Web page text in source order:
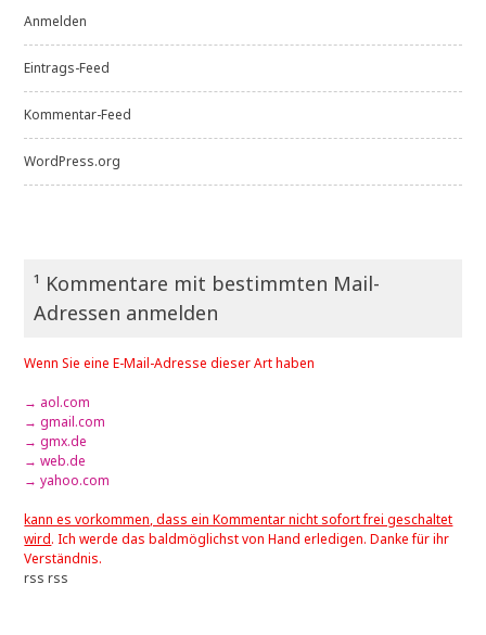
Anmelden
Eintrags-Feed
Kommentar-Feed
WordPress.org
¹ Kommentare mit bestimmten Mail-
Adressen anmelden
Wenn Sie eine E-Mail-Adresse dieser Art haben
→ aol.com
→ gmail.com
→ gmx.de
→ web.de
→ yahoo.com
kann es vorkommen, dass ein Kommentar nicht sofort frei geschaltet
wird. Ich werde das baldmöglichst von Hand erledigen. Danke für ihr
Verständnis.
rss rss